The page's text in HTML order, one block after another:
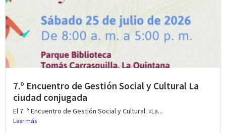
7.º Encuentro de Gestión Social y Cultural La
ciudad conjugada
El 7. ° Encuentro de Gestión Social y Cultural. «La...
Leer más